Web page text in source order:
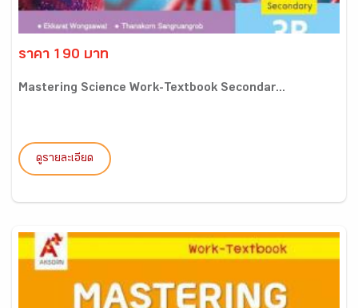
ราคา 190 บาท
Mastering Science Work-Textbook Secondar...
ดูรายละเอียด